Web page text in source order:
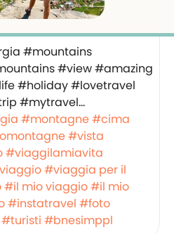
#montagne#cima
#vista
#viaggilamiavita
#viaggia per il
#il mio viaggio#il mio
#instatravel #foto
#turisti #bnesimppl